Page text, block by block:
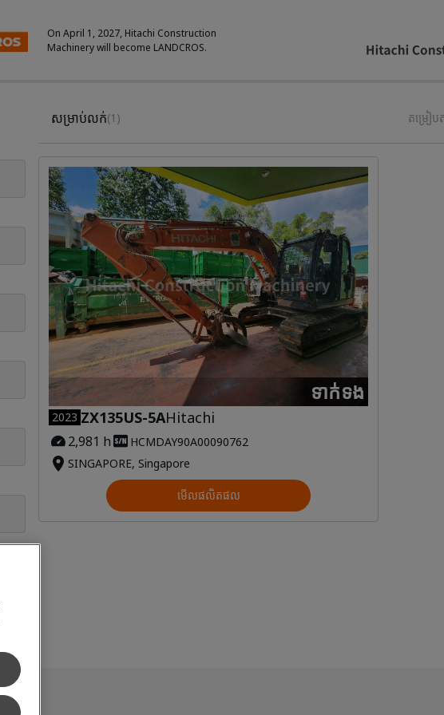
On April 1, 2027, Hitachi Construction
Machinery will become LANDCROS.
សម្រាប់លក់(1) តម្រៀប
ទាក់ទង
2023 ZX135US-5AHitachi
2,981 h
HCMDAY90A00090762
SINGAPORE, Singapore
មើលផលិតផល